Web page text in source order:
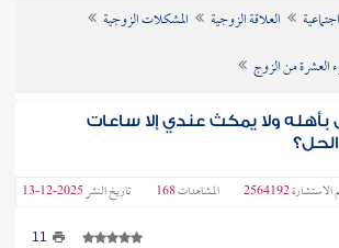
العلاقة الزوجية
المشكلات الزوجية
العشرة من الزوج
ولا يمكث عندي إلا ساعات
الاستشارة2564192 المشاهدات168 تاريخ النشر2025-12-13
11